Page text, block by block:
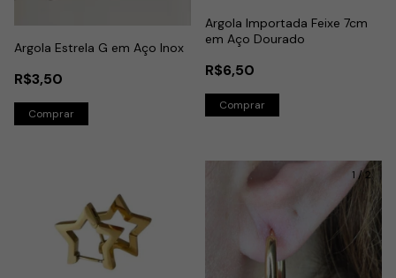
Argola Estrela G em Aço Inox
R$3,50
Argola Importada Feixe 7cm
em Aço Dourado
R$6,50
1 /2